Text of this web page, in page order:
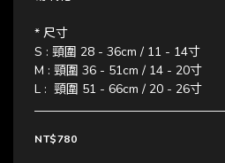
* 尺寸
S : 頸圍 28 - 36cm / 11 - 14寸
M : 頸圍 36 - 51cm / 14 - 20寸
L :  頸圍 51 - 66cm / 20 - 26寸
NT$780